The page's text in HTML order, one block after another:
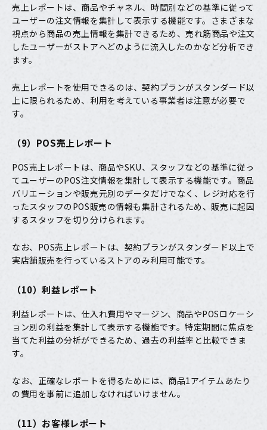
売上レポートは、商品やチャネル、時間別などの基準に従って
ユーザーの注文情報を集計して表示する機能です。さまざまな
視点から商品の売上情報を集計できるため、売れ筋商品や注文
したユーザーがストアへどのように流入したのかなど分析でき
ます。
売上レポートを使用できるのは、契約プランがスタンダード以
上に限られるため、利用を考えている事業者は注意が必要で
す。
（9）POS売上レポート
POS売上レポートは、商品やSKU、スタッフなどの基準に従っ
てユーザーのPOS注文情報を集計して表示する機能です。商品
バリエーションや販売元別のデータだけでなく、レジ対応を行
ったスタッフのPOS販売の情報も集計されるため、販売に起因
するスタッフを切り分けられます。
なお、POS売上レポートは、契約プランがスタンダード以上で
実店舗販売を行っているストアのみ利用可能です。
（10）利益レポート
利益レポートは、仕入れ費用やマージン、商品やPOSロケーシ
ョン別の利益を集計して表示する機能です。特定期間に焦点を
当てた利益の分析ができるため、過去の利益率と比較できま
す。
なお、正確なレポートを得るためには、商品1アイテムあたり
の費用を事前に追加しなければいけません。
（11）お客様レポート